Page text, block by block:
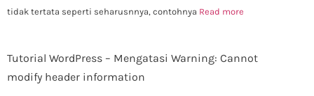
tidak tertata seperti seharusnnya, contohnya Read more
Tutorial WordPress – Mengatasi Warning: Cannot
modify header information